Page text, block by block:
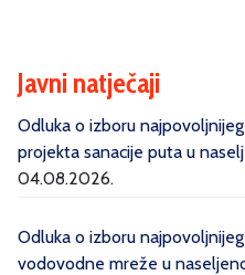
Javni natječaji
Odluka o izboru
projekta sanacije puta u
04.08.2026.
Odluka o izboru
vodovodne mreže u